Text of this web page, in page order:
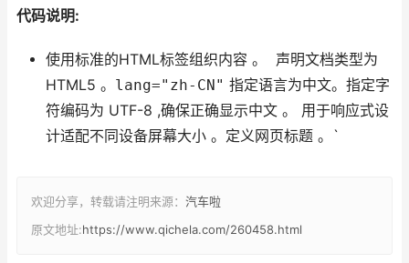
代码说明:
使用标准的HTML标签组织内容 。
声明文档类型为
HTML5 。 lang="zh-CN" 指定语言为中文。 指定字
符编码为 UTF-8 ,确保正确显示中文 。
用于响应式设
计适配不同设备屏幕大小 。 定义网页标题 。`
欢迎分享，转载请注明来源： 汽车啦
原文地址:https://www.qichela.com/260458.html